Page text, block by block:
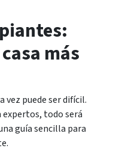
más
vez puede ser difícil.
expertos, todo será
guía sencilla para